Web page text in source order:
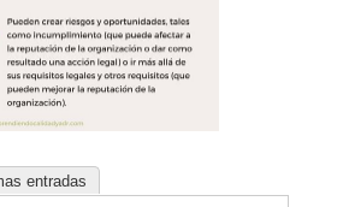
entradas